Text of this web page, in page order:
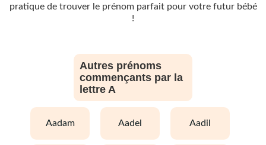
pratique de trouver le prénom parfait pour votre futur bébé
!
Autres prénoms
commençants par la
lettre A
aadam aadel aadil